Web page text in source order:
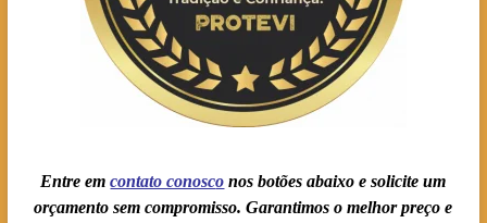
Entre emcontato conosco nos botões abaixo e solicite um
orçamento sem compromisso. Garantimos o melhor preço e